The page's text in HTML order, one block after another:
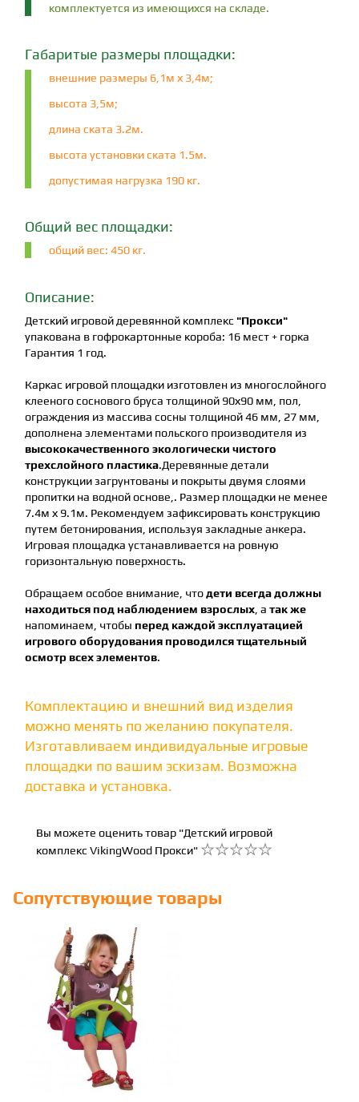
комплектуется из имеющихся на складе.
Габаритые размеры площадки:
внешние размеры 6,1м х 3,4м;
высота 3,5м;
длина ската 3.2м.
высота установки ската 1.5м.
допустимая нагрузка 190 кг.
Общий вес площадки:
общий вес: 450 кг.
Описание:
Детский игровой деревянной комплекс "Прокси"
упакована в гофрокартонные короба: 16 мест + горка
Гарантия 1 год.
Каркас игровой площадки изготовлен из многослойного
клееного соснового бруса толщиной 90х90 мм, пол,
ограждения из массива сосны толщиной 46 мм, 27 мм,
дополнена элементами польского производителя из
высококачественного экологически чистого
трехслойного пластика.Деревянные детали
конструкции загрунтованы и покрыты двумя слоями
пропитки на водной основе,. Размер площадки не менее
7.4м х 9.1м. Рекомендуем зафиксировать конструкцию
путем бетонирования, используя закладные анкера.
Игровая площадка устанавливается на ровную
горизонтальную поверхность.
Обращаем особое внимание, чтодети всегда должны
находиться под наблюдением взрослых , а так же
напоминаем, чтобы перед каждой эксплуатацией
игрового оборудования проводился тщательный
осмотр всех элементов.
Комплектацию и внешний вид изделия
можно менять по желанию покупателя.
Изготавливаем индивидуальные игровые
площадки по вашим эскизам. Возможна
доставка и установка.
Вы можете оценить товар "Детский игровой
комплекс VikingWood Прокси"
Сопутствующие товары